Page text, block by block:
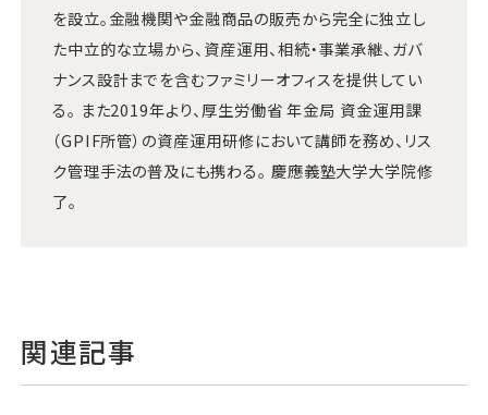
を設立。金融機関や金融商品の販売から完全に独立し
た中立的な立場から、資産運用、相続・事業承継、ガバ
ナンス設計までを含むファミリーオフィスを提供してい
る。 また2019年より、厚生労働省 年金局 資金運用課
（GPIF所管）の資産運用研修において講師を務め、リス
ク管理手法の普及にも携わる。 慶應義塾大学大学院修
了。
関連記事